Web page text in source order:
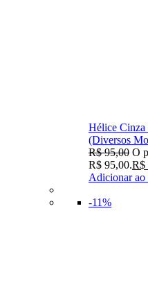
Hélice Cinza
(Diversos
R$95,00 O
R$ 95,00.R$
Adicionar ao
-11%